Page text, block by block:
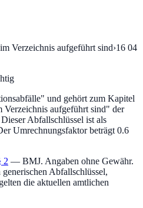
Verzeichnis aufgeführt sind›16 04
" und gehört zum Kapitel
aufgeführt sind" der
Dieser Abfallschlüssel ist als
Umrechnungsfaktor beträgt 0.6
2 — BMJ. Angaben ohne Gewähr.
Abfallschlüssel,
die aktuellen amtlichen